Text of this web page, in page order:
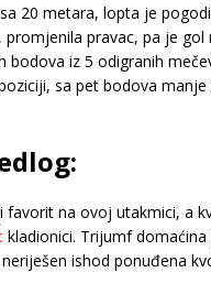
20 metara, lopta je
pravac, pa je gol
bodova iz 5 odigranih
sa pet bodova manje
favorit na ovoj utakmici, a
kladionici. Trijumf
ishod ponuđena